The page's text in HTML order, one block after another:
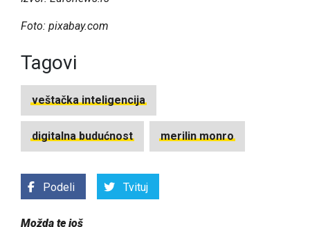
Foto: pixabay.com
Tagovi
veštačka inteligencija
digitalna budućnost merilin monro
Podeli Tvituj
Možda te još